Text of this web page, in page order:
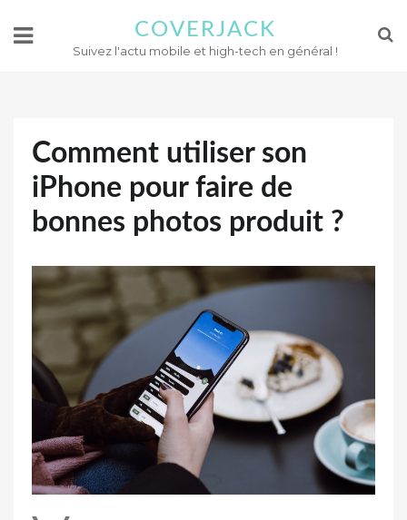
COVERJACK
Suivez l'actu mobile et high-tech en général !
Comment utiliser son
iPhone pour faire de
bonnes photos produit ?